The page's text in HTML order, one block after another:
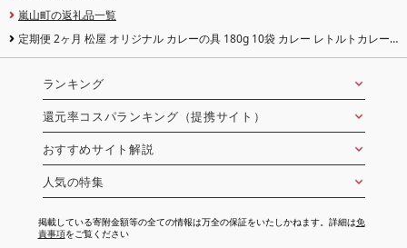
嵐山町の返礼品一覧
定期便 2ヶ月 松屋 オリジナル カレーの具 180g 10袋 カレー レトルトカレー
ランキング
還元率コスパランキング（提携サイト）
おすすめサイト解説
人気の特集
掲載している寄附金額等の全ての情報は万全の保証をいたしかねます。詳細は免
責事項をご覧ください